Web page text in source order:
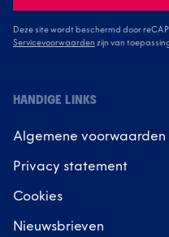
Deze site wordt beschermd door
Servicevoorwaarden zijn van
HANDIGE LINKS
Algemene voorwaarden
Privacy statement
Cookies
Nieuwsbrieven